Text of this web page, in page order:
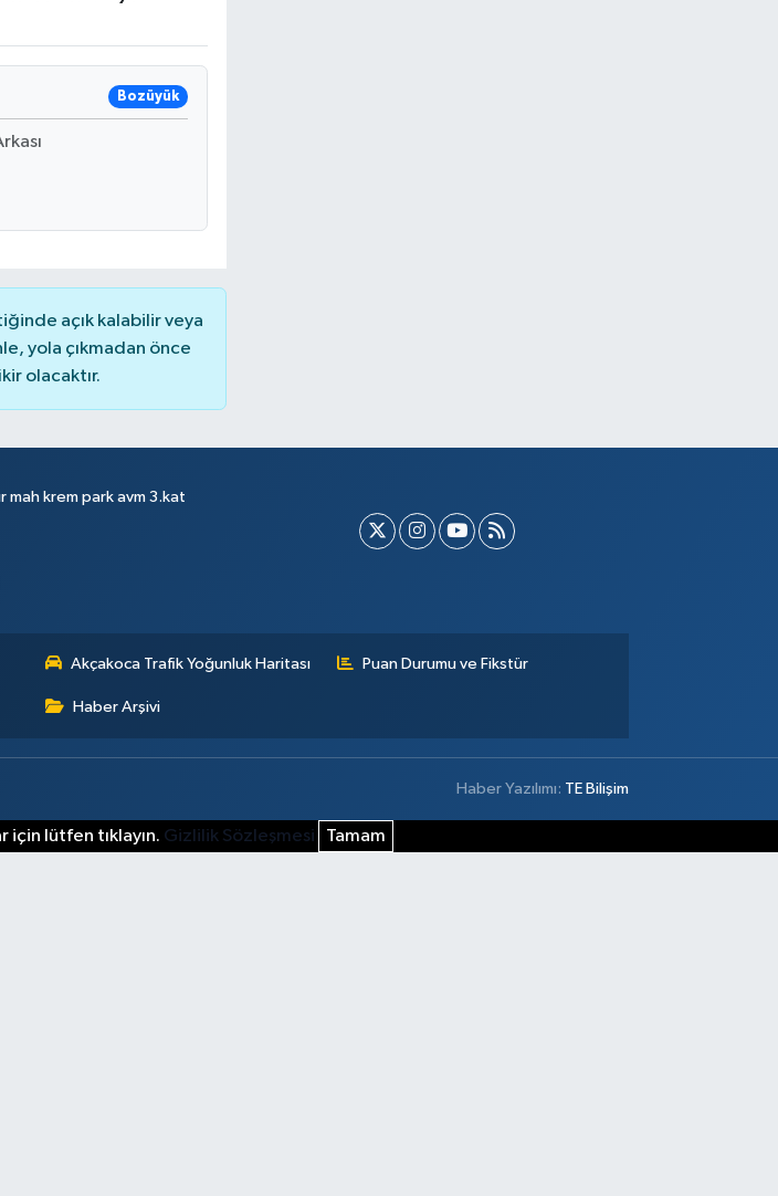
Bozüyük
açık kalabilir veya
yola çıkmadan önce
olacaktır.
mah krem park avm 3.kat
Akçakoca Trafik Yoğunluk Haritası Puan Durumu ve Fikstür
Haber Arşivi
Haber Yazılımı: TE Bilişim
lütfen tıklayın. Gizlilik Sözleşmesi Tamam